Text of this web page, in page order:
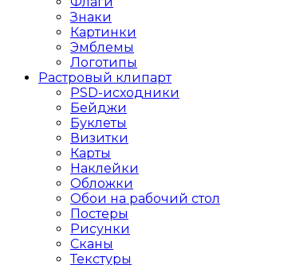
Знаки
Картинки
Эмблемы
Логотипы
Растровый клипарт
PSD-исходники
Бейджи
Буклеты
Визитки
Карты
Наклейки
Обложки
Обои на рабочий стол
Постеры
Рисунки
Сканы
Текстуры